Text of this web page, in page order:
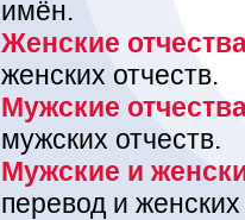
имён.
Женские
женских отчеств.
Мужские
мужских отчеств.
Мужские и
перевод и